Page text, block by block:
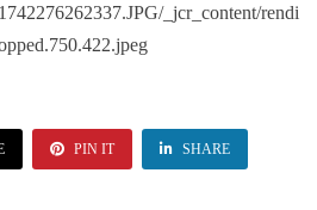
_jcr_content/rendi
PIN IT SHARE